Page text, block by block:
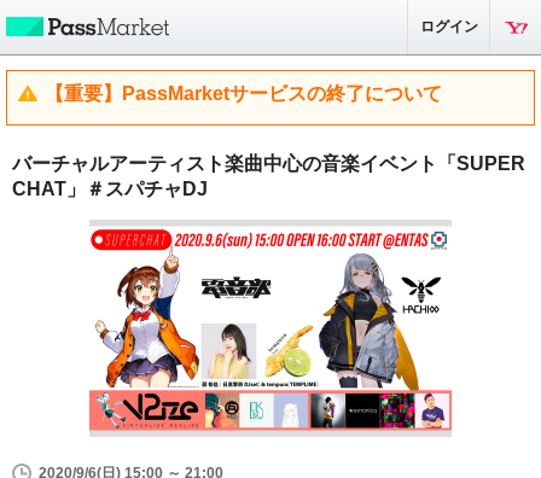
ログイン
【重要】PassMarketサービスの終了について
バーチャルアーティスト楽曲中心の音楽イベント「SUPER
CHAT」＃スパチャDJ
2020/9/6(日) 15:00 ～ 21:00